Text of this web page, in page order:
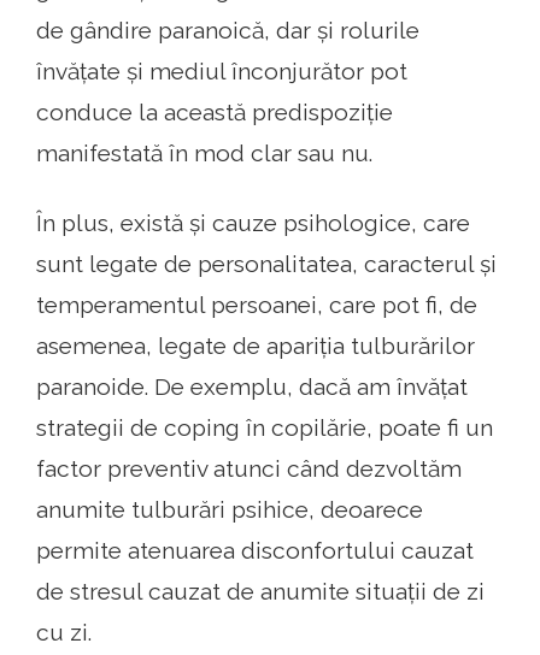
de gândire paranoică, dar și rolurile
învățate și mediul înconjurător pot
conduce la această predispoziție
manifestată în mod clar sau nu.
În plus, există și cauze psihologice, care
sunt legate de personalitatea, caracterul și
temperamentul persoanei, care pot fi, de
asemenea, legate de apariția tulburărilor
paranoide. De exemplu, dacă am învățat
strategii de coping în copilărie, poate fi un
factor preventiv atunci când dezvoltăm
anumite tulburări psihice, deoarece
permite atenuarea disconfortului cauzat
de stresul cauzat de anumite situații de zi
cu zi.